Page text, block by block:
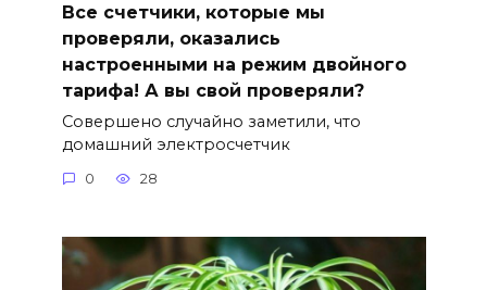
Все счетчики, которые мы
проверяли, оказались
настроенными на режим двойного
тарифа! А вы свой проверяли?
Совершено случайно заметили, что
домашний электросчетчик
0 28